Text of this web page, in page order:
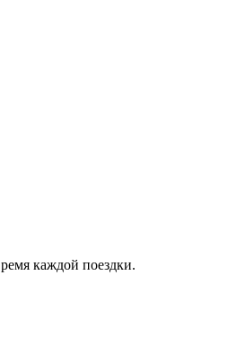
каждой поездки.